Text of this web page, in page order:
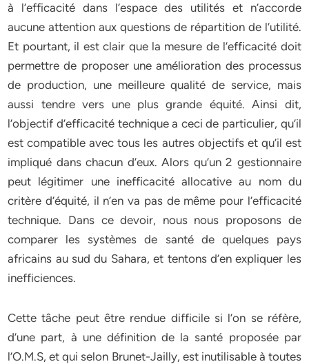
à l’efficacité dans l’espace des utilités et n’accorde
aucune attention aux questions de répartition de l’utilité.
Et pourtant, il est clair que la mesure de l’efficacité doit
permettre de proposer une amélioration des processus
de production, une meilleure qualité de service, mais
aussi tendre vers une plus grande équité. Ainsi dit,
l’objectif d’efficacité technique a ceci de particulier, qu’il
est compatible avec tous les autres objectifs et qu’il est
impliqué dans chacun d’eux. Alors qu’un 2 gestionnaire
peut légitimer une inefficacité allocative au nom du
critère d’équité, il n’en va pas de même pour l’efficacité
technique. Dans ce devoir, nous nous proposons de
comparer les systèmes de santé de quelques pays
africains au sud du Sahara, et tentons d’en expliquer les
inefficiences.
Cette tâche peut être rendue difficile si l’on se réfère,
d’une part, à une définition de la santé proposée par
l’O.M.S, et qui selon Brunet-Jailly, est inutilisable à toutes